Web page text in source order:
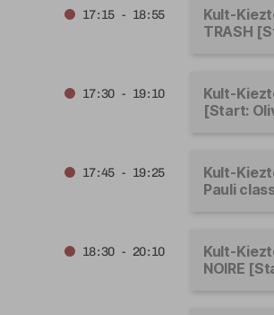
17:15 - 18:55
Kult-
TRASH
17:30 - 19:10
Kult-
[Start:
17:45 - 19:25
Kult-
Pauli
18:30 - 20:10
Kult-
NOIRE